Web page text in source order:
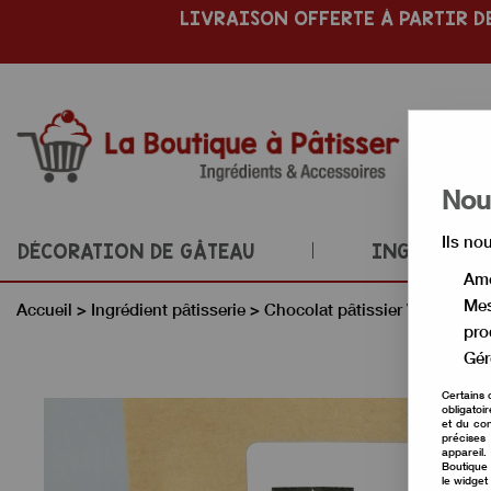
LIVRAISON OFFERTE À PARTIR
DÉCORATION DE GÂTEAU
Accueil > Ingrédient pâtisserie > Chocolat pâtissier Valrhona >
Ils
Certains
et du
le widget